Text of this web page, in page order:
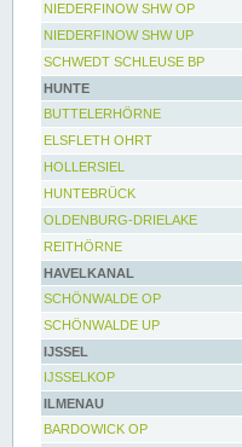
NIEDERFINOW SHW OP
NIEDERFINOW SHW UP
SCHWEDT SCHLEUSE BP
HUNTE
BUTTELERHÖRNE
ELSFLETH OHRT
HOLLERSIEL
HUNTEBRÜCK
OLDENBURG-DRIELAKE
REITHÖRNE
HAVELKANAL
SCHÖNWALDE OP
SCHÖNWALDE UP
IJSSEL
IJSSELKOP
ILMENAU
BARDOWICK OP